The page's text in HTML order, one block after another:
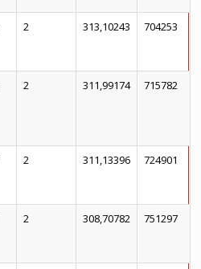
2 313,10243 704253
2 311,99174 715782
2 311,13396 724901
2 308,70782 751297